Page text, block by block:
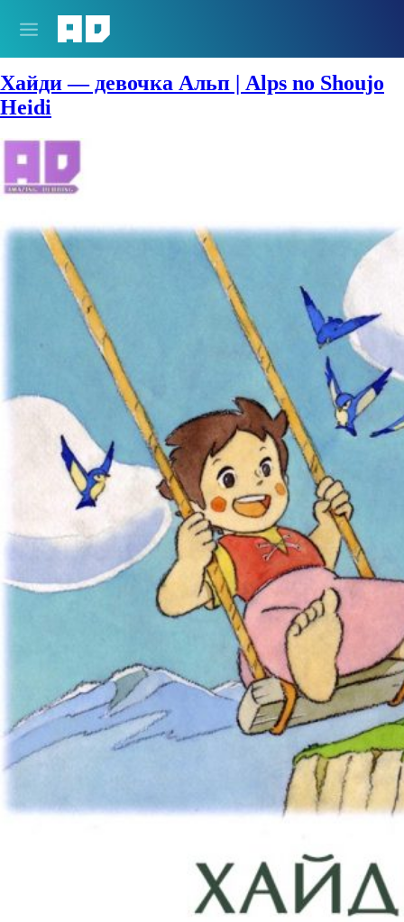
Сезон:1974 год
Хайди — девочка Альп | Alps no Shoujo
Heidi